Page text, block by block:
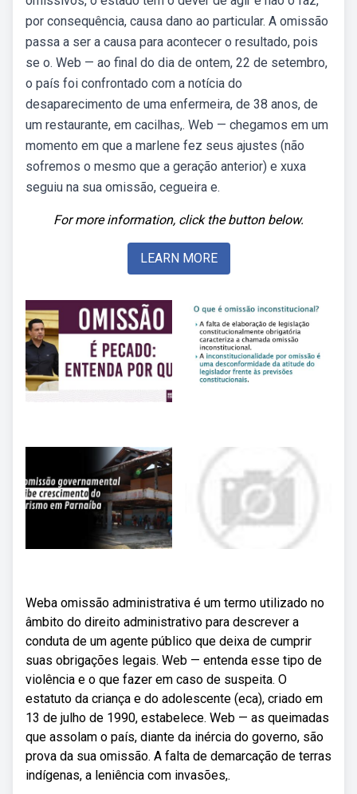
por consequência, causa dano ao particular. A omissão
passa a ser a causa para acontecer o resultado, pois
se o. Web — ao final do dia de ontem, 22 de setembro,
o país foi confrontado com a notícia do
desaparecimento de uma enfermeira, de 38 anos, de
um restaurante, em cacilhas,. Web — chegamos em um
momento em que a marlene fez seus ajustes (não
sofremos o mesmo que a geração anterior) e xuxa
seguiu na sua omissão, cegueira e.
For more information, click the button below.
LEARN MORE
Weba omissão administrativa é um termo utilizado no
âmbito do direito administrativo para descrever a
conduta de um agente público que deixa de cumprir
suas obrigações legais. Web — entenda esse tipo de
violência e o que fazer em caso de suspeita. O
estatuto da criança e do adolescente (eca), criado em
13 de julho de 1990, estabelece. Web — as queimadas
que assolam o país, diante da inércia do governo, são
prova da sua omissão. A falta de demarcação de terras
indígenas, a leniência com invasões,.